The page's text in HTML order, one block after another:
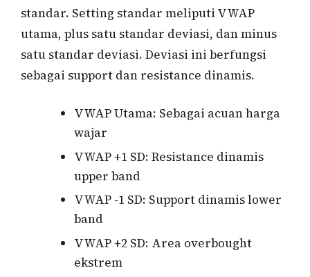
standar. Setting standar meliputi VWAP
utama, plus satu standar deviasi, dan minus
satu standar deviasi. Deviasi ini berfungsi
sebagai support dan resistance dinamis.
VWAP Utama: Sebagai acuan harga
wajar
VWAP +1 SD: Resistance dinamis
upper band
VWAP -1 SD: Support dinamis lower
band
VWAP +2 SD: Area overbought
ekstrem